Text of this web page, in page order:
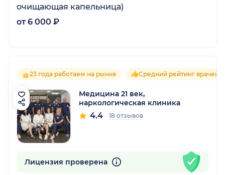
очищающая капельница)
от 6 000 ₽
23 года работаем на рынке Средний рейтинг врачей
Медицина 21 век,
наркологическая клиника
4.4 18 отзывов
Лицензия проверена